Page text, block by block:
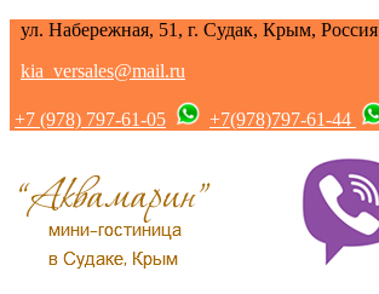
ул. Набережная, 51, г. Судак, Крым, Россия
kia_versales@mail.ru
+7 (978) 797-61-05 +7(978)797-61-44